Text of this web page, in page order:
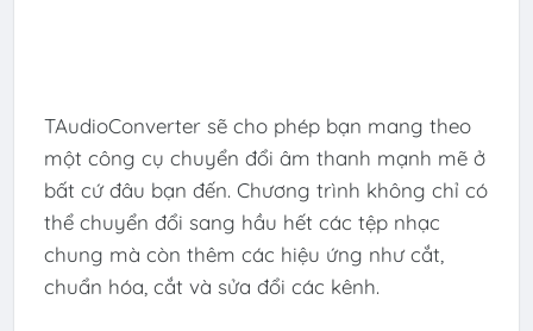
TAudioConverter sẽ cho phép bạn mang theo
một công cụ chuyển đổi âm thanh mạnh mẽ ở
bất cứ đâu bạn đến. Chương trình không chỉ có
thể chuyển đổi sang hầu hết các tệp nhạc
chung mà còn thêm các hiệu ứng như cắt,
chuẩn hóa, cắt và sửa đổi các kênh.